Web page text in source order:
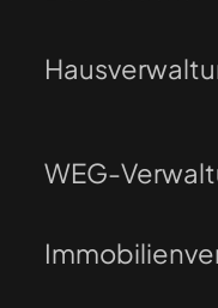
WEG-